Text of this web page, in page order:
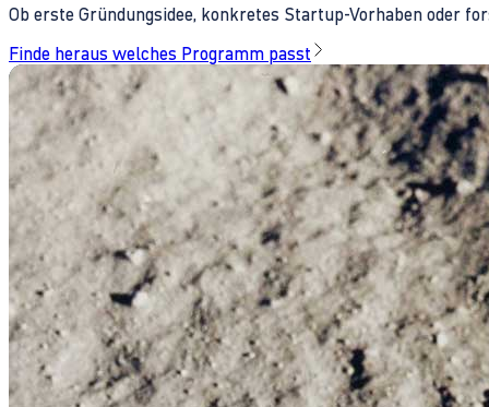
Ob erste Gründungsidee, konkretes Startup-Vorhaben oder
Finde heraus welches Programm passt